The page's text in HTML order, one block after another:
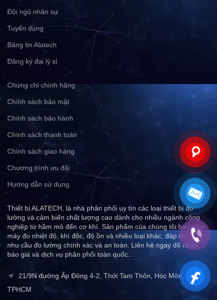
Đội ngũ nhân sự
Tuyển dụng
Bảng tin Alatech
Đăng ký đại lý sỉ
Chứng chỉ chính hãng
Chính sách bảo mật
Chính sách bảo hành
Chính sách thanh toán
Chính sách giao hàng
Chương trình ưu đãi
Hướng dẫn sử dụng
Thiết bị ALATECH, là nhà phân phối uy tín các loại thiết bị đo
lường và cảm biến chất lượng cao dành cho nhiều ngành công
nghiệp từ hầm mỏ đến cơ khí. Sản phẩm của chúng tôi bao gồm
máy đo nhiệt độ, khí độc, độ ồn và nhiều loại khác, đáp ứng mọi
nhu cầu đo lường chính xác và an toàn. Liên hệ ngay để nhận
báo giá và dịch vụ phân phối toàn quốc..
21/9N đường Ấp Đông 4-2, Thới Tam Thôn, Hóc Môn,
TPHCM